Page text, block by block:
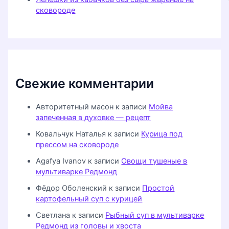
сковороде
Свежие комментарии
Авторитетный масон к записи Мойва
запеченная в духовке — рецепт
Ковальчук Наталья к записи Курица под
прессом на сковороде
Agafya Ivanov к записи Овощи тушеные в
мультиварке Редмонд
Фёдор Оболенский к записи Простой
картофельный суп с курицей
Светлана к записи Рыбный суп в мультиварке
Редмонд из головы и хвоста